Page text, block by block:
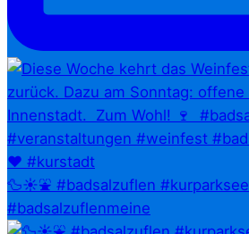
🦆☀️⛲ #badsalzuflen #kurparksee
#badsalzuflenmeine